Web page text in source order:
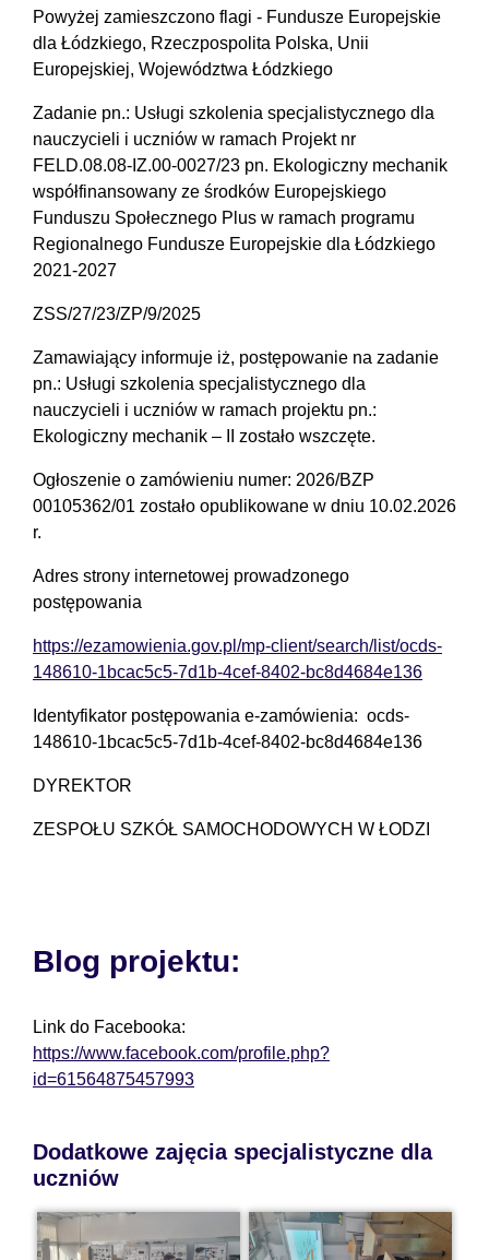
Powyżej zamieszczono flagi - Fundusze Europejskie
dla Łódzkiego, Rzeczpospolita Polska, Unii
Europejskiej, Województwa Łódzkiego
Zadanie pn.: Usługi szkolenia specjalistycznego dla
nauczycieli i uczniów w ramach Projekt nr
FELD.08.08-IZ.00-0027/23 pn. Ekologiczny mechanik
współfinansowany ze środków Europejskiego
Funduszu Społecznego Plus w ramach programu
Regionalnego Fundusze Europejskie dla Łódzkiego
2021-2027
ZSS/27/23/ZP/9/2025
Zamawiający informuje iż, postępowanie na zadanie
pn.: Usługi szkolenia specjalistycznego dla
nauczycieli i uczniów w ramach projektu pn.:
Ekologiczny mechanik – II zostało wszczęte.
Ogłoszenie o zamówieniu numer: 2026/BZP
00105362/01 zostało opublikowane w dniu 10.02.2026
r.
Adres strony internetowej prowadzonego
postępowania
https://ezamowienia.gov.pl/mp-client/search/list/ocds-
148610-1bcac5c5-7d1b-4cef-8402-bc8d4684e136
Identyfikator postępowania e-zamówienia: ocds-
148610-1bcac5c5-7d1b-4cef-8402-bc8d4684e136
DYREKTOR
ZESPOŁU SZKÓŁ SAMOCHODOWYCH W ŁODZI
Blog projektu:
Link do Facebooka:
https://www.facebook.com/profile.php?
id=61564875457993
Dodatkowe zajęcia specjalistyczne dla
uczniów